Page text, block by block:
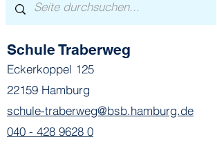
Lauter Lieblingsmomente
Schule Traberweg
Eckerkoppel 125
22159 Hamburg
schule-traberweg@bsb.hamburg.de
040 - 428 9628 0